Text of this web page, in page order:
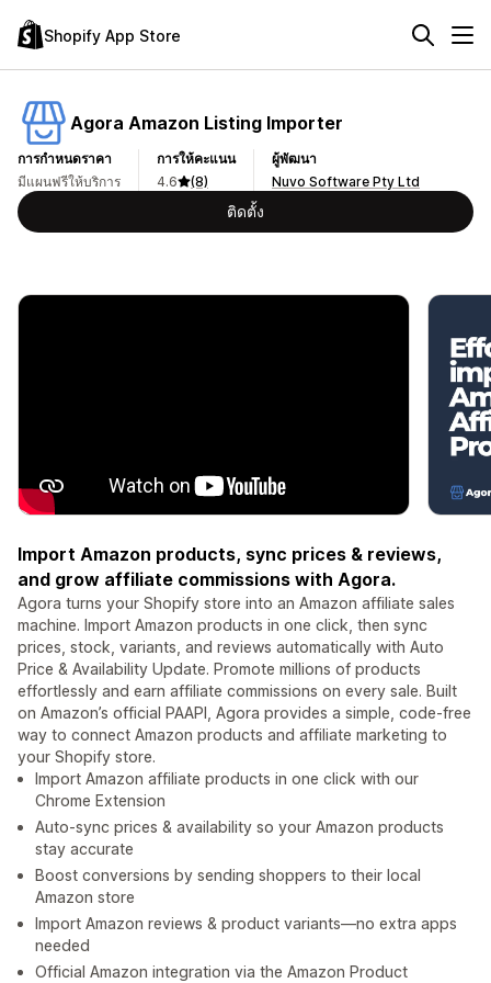
Shopify App Store
Agora Amazon Listing Importer
การกำหนดราคา
มีแผนฟรีให้บริการ
การให้คะแนน
4.6
(8)
ผู้พัฒนา
Nuvo Software Pty Ltd
ติดตั้ง
Import Amazon products, sync prices & reviews,
and grow affiliate commissions with Agora.
Agora turns your Shopify store into an Amazon affiliate sales
machine. Import Amazon products in one click, then sync
prices, stock, variants, and reviews automatically with Auto
Price & Availability Update. Promote millions of products
effortlessly and earn affiliate commissions on every sale. Built
on Amazon’s official PAAPI, Agora provides a simple, code-free
way to connect Amazon products and affiliate marketing to
your Shopify store.
Import Amazon affiliate products in one click with our
Chrome Extension
Auto-sync prices & availability so your Amazon products
stay accurate
Boost conversions by sending shoppers to their local
Amazon store
Import Amazon reviews & product variants—no extra apps
needed
Official Amazon integration via the Amazon Product